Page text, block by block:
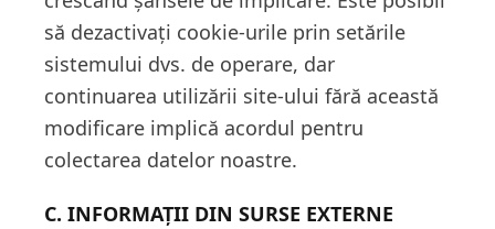
să dezactivați cookie-urile prin setările
sistemului dvs. de operare, dar
continuarea utilizării site-ului fără această
modificare implică acordul pentru
colectarea datelor noastre.
C. INFORMAȚII DIN SURSE EXTERNE